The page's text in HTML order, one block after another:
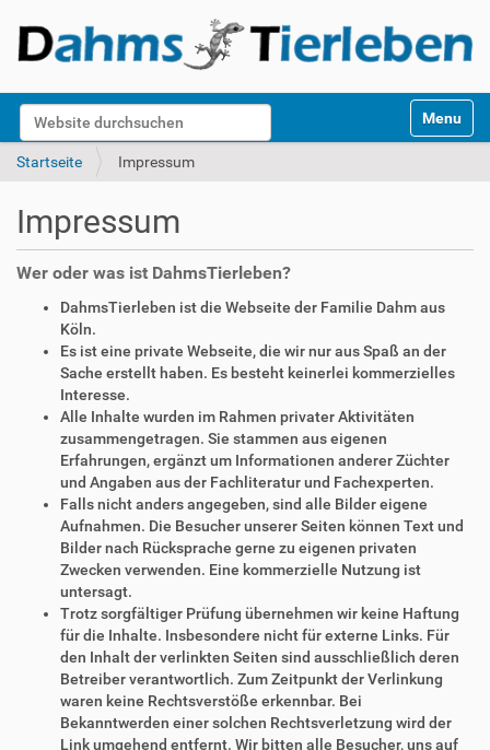
Website durchsuchen
k
Toggle
Startseite Impressum
Impressum
Wer oder was ist DahmsTierleben?
DahmsTierleben ist die Webseite der Familie Dahm aus
Köln.
Es ist eine private Webseite, die wir nur aus Spaß an der
Sache erstellt haben. Es besteht keinerlei kommerzielles
Interesse.
Alle Inhalte wurden im Rahmen privater Aktivitäten
zusammengetragen. Sie stammen aus eigenen
Erfahrungen, ergänzt um Informationen anderer Züchter
und Angaben aus der Fachliteratur und Fachexperten.
Falls nicht anders angegeben, sind alle Bilder eigene
Aufnahmen. Die Besucher unserer Seiten können Text und
Bilder nach Rücksprache gerne zu eigenen privaten
Zwecken verwenden. Eine kommerzielle Nutzung ist
untersagt.
Trotz sorgfältiger Prüfung übernehmen wir keine Haftung
für die Inhalte. Insbesondere nicht für externe Links. Für
den Inhalt der verlinkten Seiten sind ausschließlich deren
Betreiber verantwortlich. Zum Zeitpunkt der Verlinkung
waren keine Rechtsverstöße erkennbar. Bei
Bekanntwerden einer solchen Rechtsverletzung wird der
Link umgehend entfernt. Wir bitten alle Besucher, uns auf